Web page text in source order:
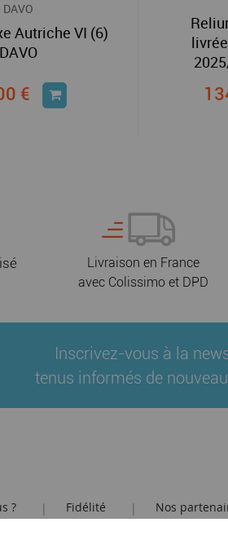
DAVO
Autriche VI (6)
DAVO
€
Livraison en France
avec Colissimo et DPD
Inscrivez-vous à la
tenus informés de
? | Fidélité | Nos